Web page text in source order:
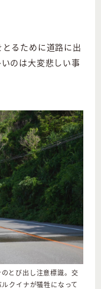
るために道路に出
のは大変悲しい事
とび出し注意標識。交
クイナが犠牲になって